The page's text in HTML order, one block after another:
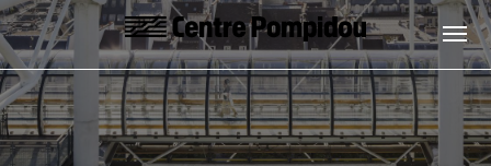
Skip to main content
Centre Pompidou